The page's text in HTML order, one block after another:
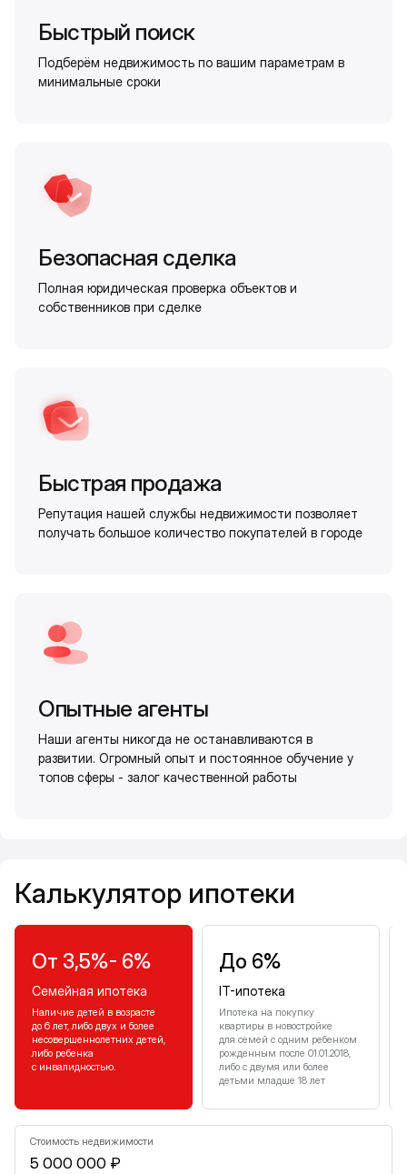
Быстрый поиск
Подберём недвижимость по вашим параметрам в
минимальные сроки
Безопасная сделка
Полная юридическая проверка объектов и
собственников при сделке
Быстрая продажа
Репутация нашей службы недвижимости позволяет
получать большое количество покупателей в городе
Опытные агенты
Наши агенты никогда не останавливаются в
развитии. Огромный опыт и постоянное обучение у
топов сферы - залог качественной работы
Калькулятор ипотеки
От 3,5%- 6%
Семейная ипотека
Наличие детей в возрасте
до 6 лет, либо двух и более
несовершеннолетних детей,
либо ребенка
с инвалидностью.
До 6%
IT-ипотека
Ипотека на покупку
квартиры в новостройке
для семей с одним ребенком
рожденным после 01.01.2018,
либо с двумя или более
детьми младше 18 лет
Стоимость недвижимости